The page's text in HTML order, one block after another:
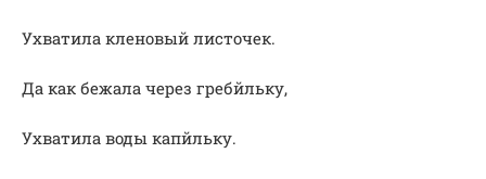
Ухватила кленовый листочек.
Да как бежала через гребйльку,
Ухватила воды капйльку.